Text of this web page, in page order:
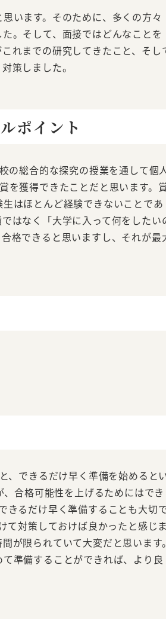
います。そのために、多くの方々
。そして、面接ではどんなことを
れまでの研究してきたこと、そし
策しました。
ポイント
の総合的な探究の授業を通して個
を獲得できたことだと思います。
はほとんど経験できないことであ
はなく「大学に入って何をしたい
格できると思いますし、それが最
、できるだけ早く準備を始めると
合格可能性を上げるためにはでき
きるだけ早く準備することも大切
て対策しておけば良かったと感じま
が限られていて大変だと思います。
準備することができれば、より良